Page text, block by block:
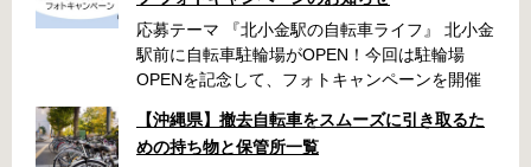
応募テーマ 『北小金駅の自転車ライフ』 北小金
駅前に自転車駐輪場がOPEN！今回は駐輪場
OPENを記念して、フォトキャンペーンを開催
車が写っている写真」を撮影いただき、みなさ
まの北小金駅周辺での思い出を写真とともに共
【沖縄県】撤去自転車をスムーズに引き取るた
めの持ち物と保管所一覧